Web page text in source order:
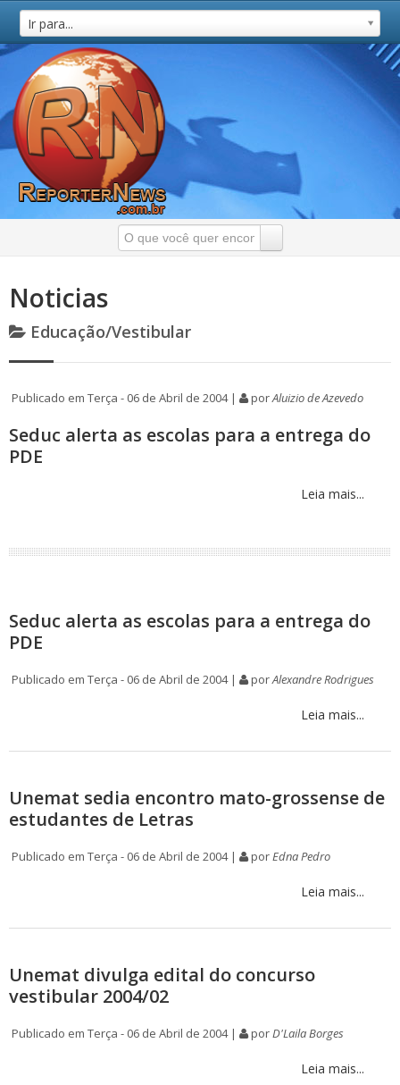
Ir para...
Noticias
Educação/Vestibular
Publicado em Terça - 06 de Abril de 2004 | porAluizio de Azevedo
Seduc alerta as escolas para a entrega do
PDE
Leia mais...
Seduc alerta as escolas para a entrega do
PDE
Publicado em Terça - 06 de Abril de 2004 | porAlexandre Rodrigues
Leia mais...
Unemat sedia encontro mato-grossense de
estudantes de Letras
Publicado em Terça - 06 de Abril de 2004 | porEdna Pedro
Leia mais...
Unemat divulga edital do concurso
vestibular 2004/02
Publicado em Terça - 06 de Abril de 2004 | porD'Laila Borges
Leia mais...